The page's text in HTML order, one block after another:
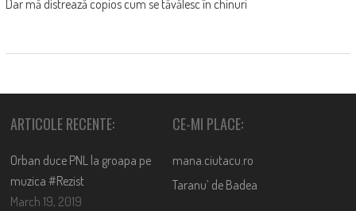
Dar mă distrează copios cum se tăvălesc în chinuri
ARTICOLE RECENTE:
Orban duce PNL la groapa pe
muzica #Rezist
March 19, 2019
CE-MI PLACE:
mana.ciutacu.ro
Taranu’ de Badea